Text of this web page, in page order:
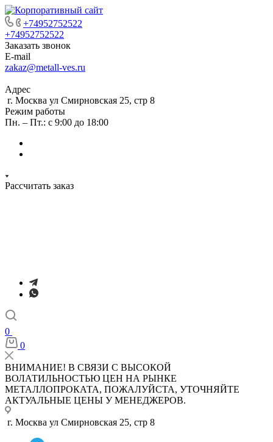
+74952752522
+74952752522
Заказать звонок
E-mail
zakaz@metall-ves.ru
Адрес
г. Москва ул Смирновская 25, стр 8
Режим работы
Пн. – Пт.: с 9:00 до 18:00
Рассчитать заказ
0
0
ВНИМАНИЕ! В СВЯЗИ С ВЫСОКОЙ
ВОЛАТИЛЬНОСТЬЮ ЦЕН НА РЫНКЕ
МЕТАЛЛОПРОКАТА, ПОЖАЛУЙСТА, УТОЧНЯЙТЕ
АКТУАЛЬНЫЕ ЦЕНЫ У МЕНЕДЖЕРОВ.
г. Москва ул Смирновская 25, стр 8